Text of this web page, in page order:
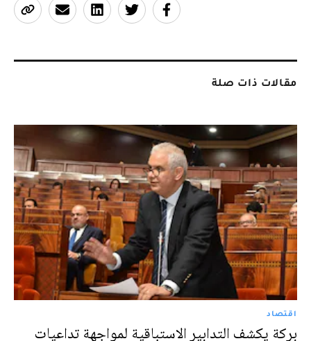
مقالات ذات صلة
اقتصاد
بركة يكشف التدابير الاستباقية لمواجهة تداعيات